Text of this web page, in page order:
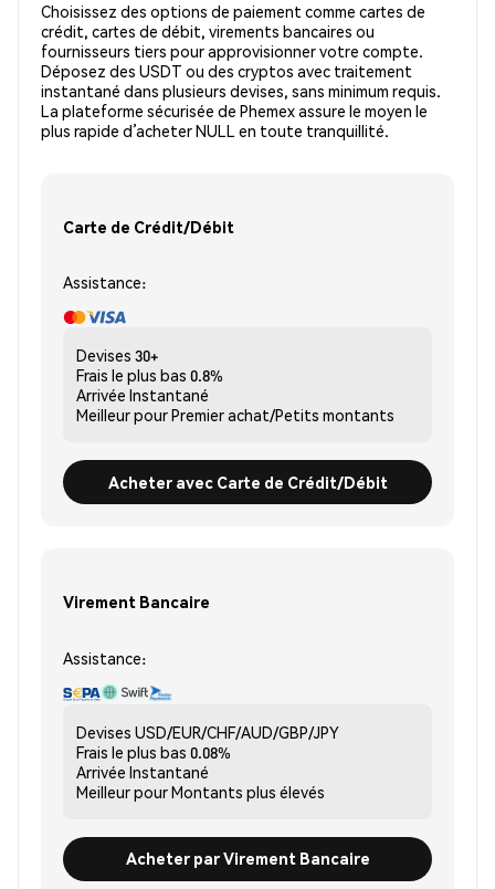
Choisissez des options de paiement comme cartes de
crédit, cartes de débit, virements bancaires ou
fournisseurs tiers pour approvisionner votre compte.
Déposez des USDT ou des cryptos avec traitement
instantané dans plusieurs devises, sans minimum requis.
La plateforme sécurisée de Phemex assure le moyen le
plus rapide d’acheter NULL en toute tranquillité.
Carte de Crédit/Débit
Assistance:
Devises 30+
Frais le plus bas 0.8%
Arrivée Instantané
Meilleur pourPremier achat/Petits montants
Acheter avec Carte de Crédit/Débit
Virement Bancaire
Assistance:
Devises USD/EUR/CHF/AUD/GBP/JPY
Frais le plus bas 0.08%
Arrivée Instantané
Meilleur pourMontants plus élevés
Acheter par Virement Bancaire